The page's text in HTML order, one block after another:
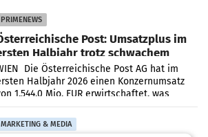
PRIMENEWS
Post: Umsatzplus im
Halbjahr trotz schwachem
Die Österreichische Post AG hat im
Halbjahr 2026 einen Konzernumsatz
1.544,0 Mio. EUR erwirtschaftet, was
Plus von 3,8 Prozent gegenüber dem
MARKETING & MEDIA